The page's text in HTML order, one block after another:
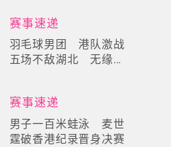
赛事速递
羽毛球男团 港队激战
五场不敌湖北 无缘晋
赛事速递
男子一百米蛙泳 麦世
霆破香港纪录晋身决赛